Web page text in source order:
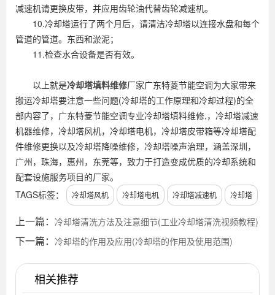
减速机请更换皮带，并应用齿轮油代替齿轮减速机。
10.冷却塔运行了两个月后，请清洁冷却塔以连接水盘和每个
管道的管道。东西和淤泥；
11.检查水合设备是否有效。
以上就是冷却塔填料维修厂家广东特菱节能空调为大家带来
搬运冷却塔要注意一些问题(冷却塔的工作原理和冷却过程)的全
部内容了，广东特菱节能空调专业冷却塔填料维修,，冷却塔减速
机器维修，冷却塔风机，冷却塔电机，冷却塔皮带箱等冷却塔配
件维修更换以及冷却塔降噪维修，冷却塔噪声治理，涵盖深圳，
广州，珠海，惠州，东莞等，致力于打造变成优质的冷却系统和
配套设施服务项目的厂家。
TAGS标签：
冷却塔风机 冷却塔电机 冷却塔减速机 冷却塔
上一篇： 冷却塔清洗方法及注意细节(工业冷却塔清洗视频教程)
下一篇： 冷却塔的作用及应用(冷却塔的作用及使用范围)
相关推荐